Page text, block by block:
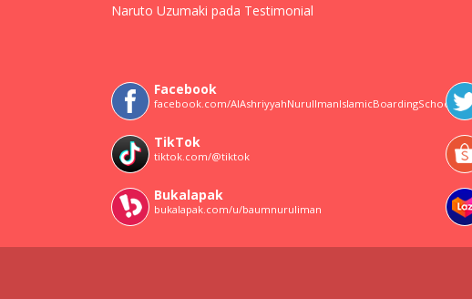
Naruto Uzumaki pada Testimonial
Facebook
facebook.com/AlAshriyyahNurulImanIslamicBoardingSchool
TikTok
tiktok.com/@tiktok
Bukalapak
bukalapak.com/u/baumnuruliman